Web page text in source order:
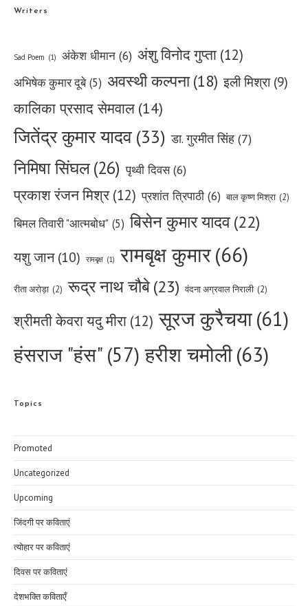
Writers
Sad Poem (1) अंकेश धीमान (6) अंशु विनोद गुप्ता (12)
अभिषेक कुमार दूबे (5) अवस्थी कल्पना (18) इली मिश्रा (9)
कालिका प्रसाद सेमवाल (14)
जितेंद्र कुमार यादव (33) डा. गुरमीत सिंह (7)
निमिषा सिंघल(26) पृथ्वी दिवस (6)
प्रकाश रंजन मिश्र (12) प्रशांत त्रिपाठी (6) बाल कृष्ण मिश्रा (2)
बिमल तिवारी "आत्मबोध" (5) बिसेन कुमार यादव(22)
यशु जान (10) रामबृक्ष (1) रामबृक्ष कुमार(66)
रीता अरोड़ा (2) रूद्र नाथ चौबे(23) वंदना अग्रवाल निराली (2)
श्रीमती केवरा यदु मीरा (12) सूरज कुरैचया(61)
हंसराज "हंस" (57) हरीश चमोली(63)
Topics
Promoted
Uncategorized
Upcoming
जिंदगी पर कविताएं
त्योहार पर कविताएं
दिवस पर कविताएं
देशभक्ति कविताएँ